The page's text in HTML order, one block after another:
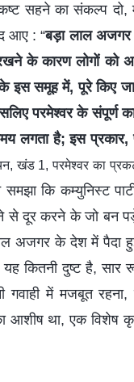
कष्ट सहने का संकल्प
आए : “बड़ा लाल अजगर
के कारण लोगों को
के इस समूह में, पूरे किए
परमेश्वर के संपूर्ण
है; इस प्रकार,
खंड 1, परमेश्वर का
कि कम्युनिस्ट
से दूर करने के जो बन
अजगर के देश में पैदा
यह कितनी दुष्ट है,
में मजबूत रहना,
आशीष था, एक